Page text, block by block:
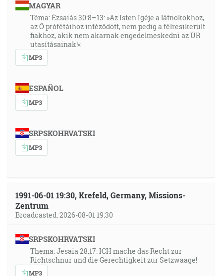
MAGYAR
Téma: Ézsaiás 30:8–13: »Az Isten Igéje a látnokokhoz,
az Ő prófétáihoz intéződött, nem pedig a félresikerült
fiakhoz, akik nem akarnak engedelmeskedni az ÚR
utasításainak!«
MP3
ESPAÑOL
MP3
SRPSKOHRVATSKI
MP3
1991-06-01 19:30, Krefeld, Germany, Missions-
Zentrum
Broadcasted: 2026-08-01 19:30
SRPSKOHRVATSKI
Thema: Jesaia 28,17: ICH mache das Recht zur
Richtschnur und die Gerechtigkeit zur Setzwaage!
MP3